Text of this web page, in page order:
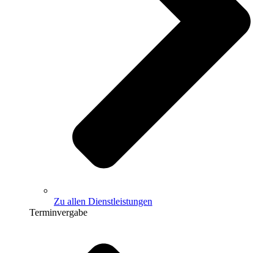
Zu allen Dienstleistungen
Terminvergabe